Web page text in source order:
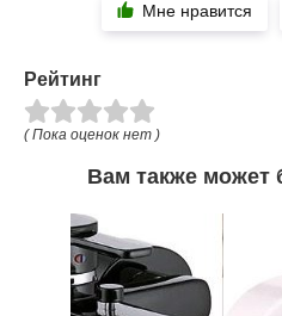
Мне нравится
Рейтинг
( Пока оценок нет )
Вам также может